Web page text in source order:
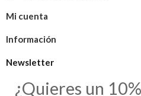
Mi cuenta
Información
Newsletter
¿Quieres un